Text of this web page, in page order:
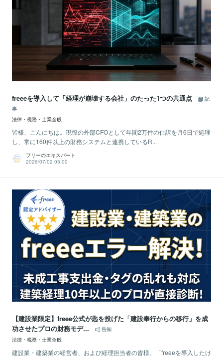
freeeを導入して「経理が崩壊する会社」のたった1つの共通点
記
事
法律・税務・士業全般
皆様、こんにちは。現役の外部CFOとして年間2万件の仕訳を月6日で処理
し、常に160件以上の財務システムと連携しているR...
フリーのエキスパート
2026/07/02 05:00
【建設業限定】freee公式が匙を投げた「建設奉行からの移行」を成
功させたプロの財務モデ...
告知
法律・税務・士業全般
建設業・建築業の経営者、および経理担当者の皆様。「freeeを導入したけ